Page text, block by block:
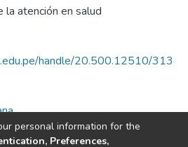
la atención en salud
handle/20.500.12510/313
personal information for the
Preferences,